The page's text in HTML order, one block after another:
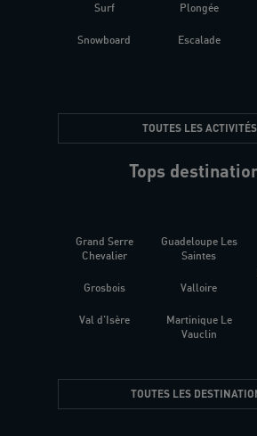
Surf
Snowboard
Plongée
Escalade
TOUTES LES ACTIVITÉS
Tops
Grand Serre
Chevalier
Grosbois
Val d'Isère
Guadeloupe Les
Saintes
Valloire
Martinique Le
Vauclin
TOUTES LES